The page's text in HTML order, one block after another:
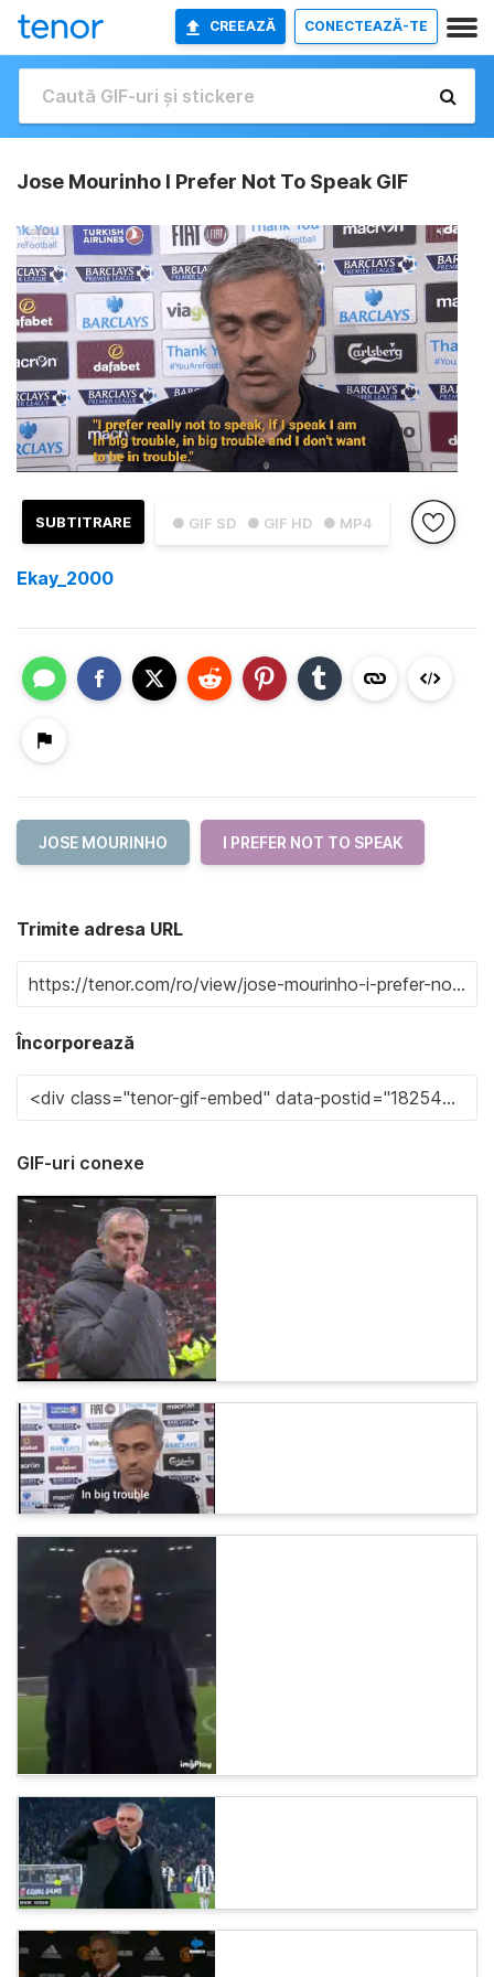
CREEAZĂ CONECTEAZĂ-TE
Jose Mourinho I Prefer Not To Speak GIF
● GIF SD ● GIF HD ● MP4
SUBTITRARE
Ekay_2000
JOSE MOURINHO I PREFER NOT TO SPEAK
Trimite adresa URL
Încorporează
GIF-uri conexe